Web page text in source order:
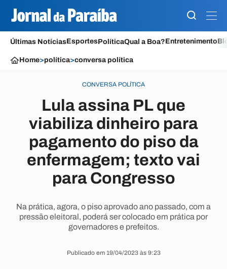
Últimas NotíciasEsportesPolíticaQual a Boa?Entretenimento
Home>política>conversa política
CONVERSA POLÍTICA
Lula assina PL que
viabiliza dinheiro para
pagamento do piso da
enfermagem; texto vai
para Congresso
Na prática, agora, o piso aprovado ano passado, com a
pressão eleitoral, poderá ser colocado em prática por
governadores e prefeitos.
Publicado em 19/04/2023 às 9:23